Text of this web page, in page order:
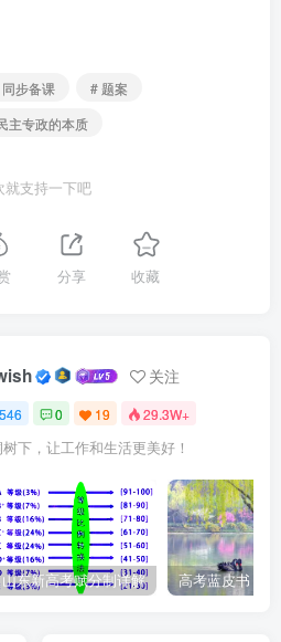
级在国家中的地位，是由统治阶
的。（）
全民民主。( )
够确保公民真正当家作主，公民是
代表大会代表紧紧围绕人民群众
关系最密切的问题进行讨论。从
步备课
# 题案
主专政的本质
就支持一下吧
分享 收藏
关注
546 0 19 29.3W+
下，让工作和生活更美好！
山东新高考赋分制详解